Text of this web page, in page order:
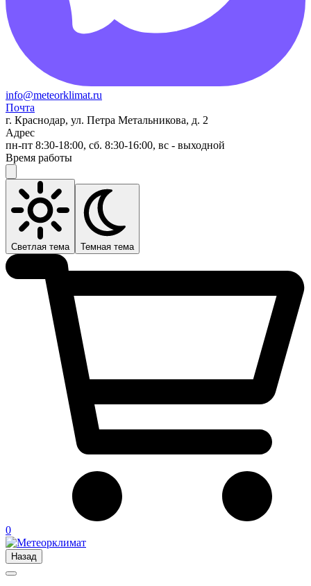
info@meteorklimat.ru
Почта
г. Краснодар, ул. Петра Метальникова, д. 2
Адрес
пн-пт 8:30-18:00, сб. 8:30-16:00, вс - выходной
Время работы
Светлая тема Темная тема
0
Назад